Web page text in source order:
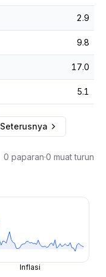
2.9
9.8
17.0
5.1
Seterusnya
0 paparan·0 muat turun
Inflasi